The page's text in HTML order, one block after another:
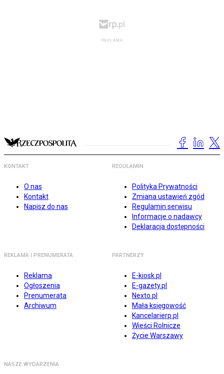
KONTAKT
O nas
Kontakt
Napisz do nas
REGULAMIN
Polityka Prywatności
Zmiana ustawień zgód
Regulamin serwisu
Informacje o nadawcy
Deklaracja dostępności
REKLAMA I PRENUMERATA
Reklama
Ogłoszenia
Prenumerata
Archiwum
PARTNERZY
E-kiosk.pl
E-gazety.pl
Nexto.pl
Mała księgowość
Kancelarierp.pl
Wieści Rolnicze
Życie Warszawy
NASZE WYDARZENIA